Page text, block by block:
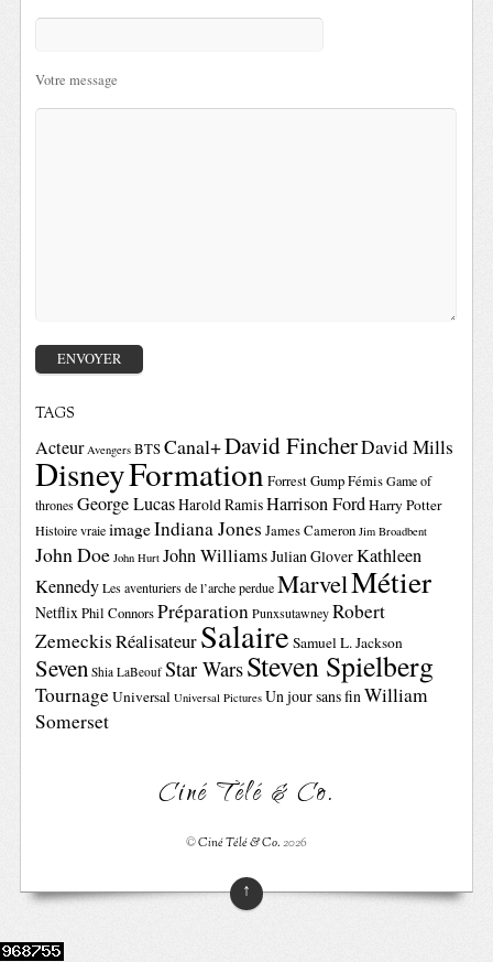
Votre message
TAGS
Acteur Avengers BTSCanal+David FincherDavid Mills
DisneyFormationForrest GumpFémis Game of
thrones George LucasHarold RamisHarrison FordHarry Potter
Histoire vraie imageIndiana Jones James Cameron Jim Broadbent
John Doe John Hurt John WilliamsJulian GloverKathleen
Kennedy Les aventuriers de l’arche perdue MarvelMétier
NetflixPhil ConnorsPréparation Punxsutawney Robert
ZemeckisRéalisateurSalaire Samuel L. Jackson
Seven Shia LaBeouf Star WarsSteven Spielberg
TournageUniversal Universal Pictures Un jour sans finWilliam
Somerset
Ciné Télé & Co.
©Ciné Télé & Co.2026
↑